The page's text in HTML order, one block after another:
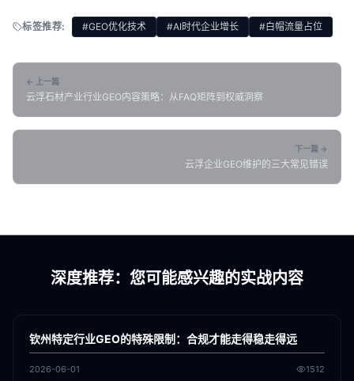
标签推荐: #GEO优化技术 #AI时代企业增长 #白帽流量占位
← 上一篇
云浮石材产业行业GEO内容策略：从FAQ矩阵到权威洞察
下一篇 →
云浮企业GEO维护的三大常见错误
深度推荐：您可能感兴趣的实战内容
GEO
钦州特定行业GEO的特殊限制：合规才能走得稳走得远
2026-06-01 1512